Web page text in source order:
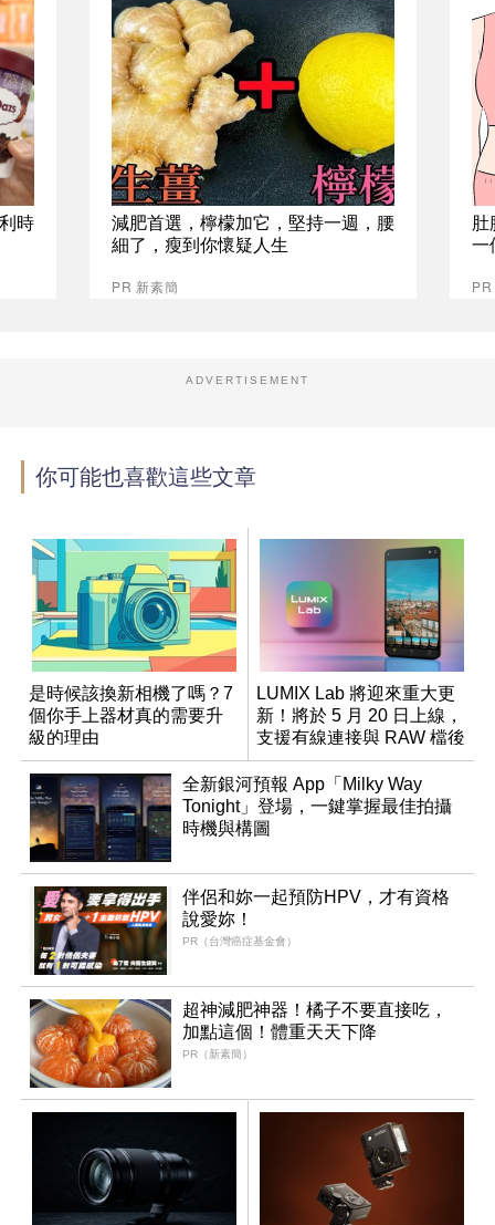
時
減肥首選，檸檬加它，堅持一週，腰
細了，瘦到你懷疑人生
PR 新素簡
肚
一
ADVERTISEMENT
你可能也喜歡這些文章
是時候該換新相機了嗎？7
個你手上器材真的需要升
級的理由
LUMIX Lab 將迎來重大更
新！將於 5 月 20 日上線，
支援有線連接與 RAW 檔後
製
全新銀河預報 App「Milky Way
Tonight」登場，一鍵掌握最佳拍攝
時機與構圖
伴侶和妳一起預防HPV，才有資格
說愛妳！
PR（台灣癌症基金會）
超神減肥神器！橘子不要直接吃，
加點這個！體重天天下降
PR（新素簡）